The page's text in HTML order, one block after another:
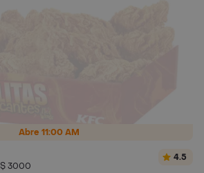
Abre 11:00 AM
$ 3000
4.5